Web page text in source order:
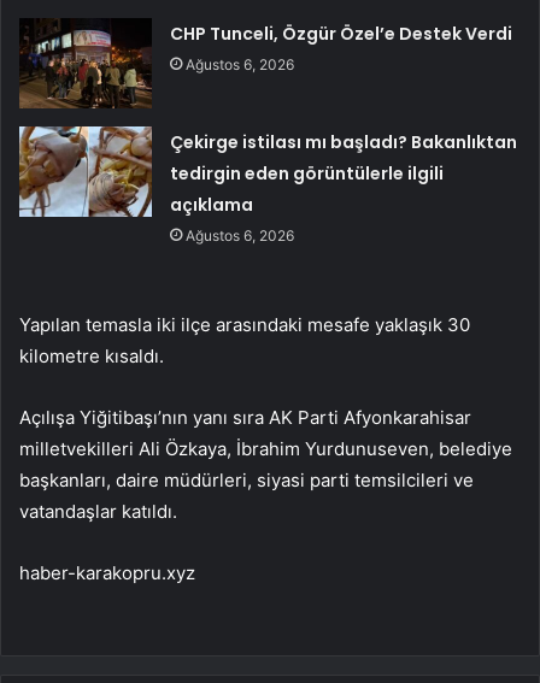
CHP Tunceli, Özgür Özel’e Destek Verdi
Ağustos 6, 2026
Çekirge istilası mı başladı? Bakanlıktan
tedirgin eden görüntülerle ilgili
açıklama
Ağustos 6, 2026
Yapılan temasla iki ilçe arasındaki mesafe yaklaşık 30
kilometre kısaldı.
Açılışa Yiğitibaşı’nın yanı sıra AK Parti Afyonkarahisar
milletvekilleri Ali Özkaya, İbrahim Yurdunuseven, belediye
başkanları, daire müdürleri, siyasi parti temsilcileri ve
vatandaşlar katıldı.
haber-karakopru.xyz